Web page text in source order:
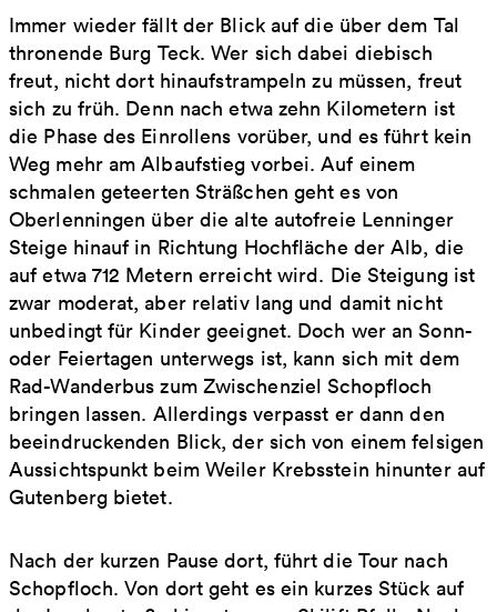
Immer wieder fällt der Blick auf die über dem Tal
thronende Burg Teck. Wer sich dabei diebisch
freut, nicht dort hinaufstrampeln zu müssen, freut
sich zu früh. Denn nach etwa zehn Kilometern ist
die Phase des Einrollens vorüber, und es führt kein
Weg mehr am Albaufstieg vorbei. Auf einem
schmalen geteerten Sträßchen geht es von
Oberlenningen über die alte autofreie Lenninger
Steige hinauf in Richtung Hochfläche der Alb, die
auf etwa 712 Metern erreicht wird. Die Steigung ist
zwar moderat, aber relativ lang und damit nicht
unbedingt für Kinder geeignet. Doch wer an Sonn-
oder Feiertagen unterwegs ist, kann sich mit dem
Rad-Wanderbus zum Zwischenziel Schopfloch
bringen lassen. Allerdings verpasst er dann den
beeindruckenden Blick, der sich von einem felsigen
Aussichtspunkt beim Weiler Krebsstein hinunter auf
Gutenberg bietet.
Nach der kurzen Pause dort, führt die Tour nach
Schopfloch. Von dort geht es ein kurzes Stück auf